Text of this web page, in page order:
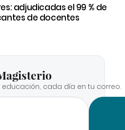
adjudicadas el 99 % de
de docentes
educación, cada día en tu correo.